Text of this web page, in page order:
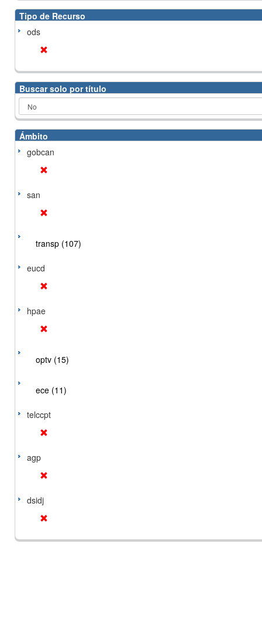
Tipo de Recurso
ods
Buscar solo por título
Ámbito
gobcan
san
transp (107)
eucd
hpae
optv (15)
ece (11)
telccpt
agp
dsidj